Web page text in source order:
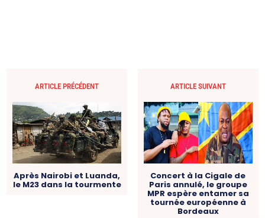
ARTICLE PRÉCÉDENT
Après Nairobi et Luanda,
le M23 dans la tourmente
ARTICLE SUIVANT
Concert à la Cigale de
Paris annulé, le groupe
MPR espère entamer sa
tournée européenne à
Bordeaux